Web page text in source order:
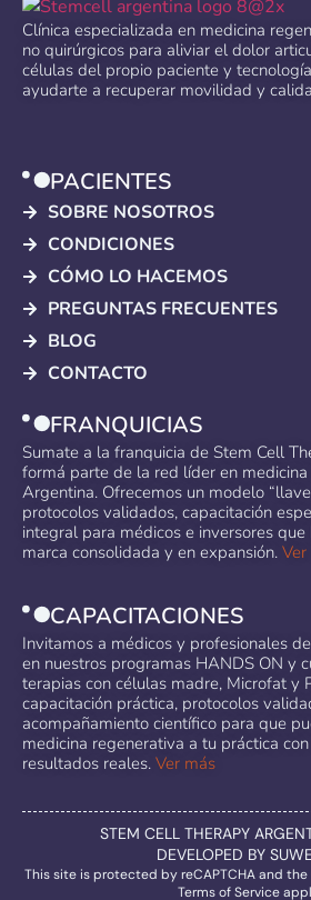
Clínica especializada en medicina
no quirúrgicos para aliviar el dolor
células del propio paciente y
ayudarte a recuperar movilidad y
PACIENTES
SOBRE NOSOTROS
CONDICIONES
CÓMO LO HACEMOS
PREGUNTAS FRECUENTES
BLOG
CONTACTO
FRANQUICIAS
Sumate a la franquicia de Stem Cell
formá parte de la red líder en
Argentina. Ofrecemos un modelo
protocolos validados, capacitación
integral para médicos e inversores que
marca consolidada y en expansión.
CAPACITACIONES
Invitamos a médicos y profesionales
en nuestros programas HANDS ON y
terapias con células madre, Microfat y
capacitación práctica, protocolos
acompañamiento científico para que
medicina regenerativa a tu práctica
resultados reales. Ver más
STEM CELL THERAPY
This site is protected by reCAPTCHA and the
Terms of Service
DEVELOPED BY